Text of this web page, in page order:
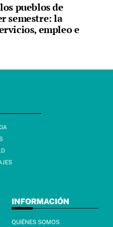
pueblos de
semestre: la
empleo e
INFORMACIÓN
QUIÉNES SOMOS